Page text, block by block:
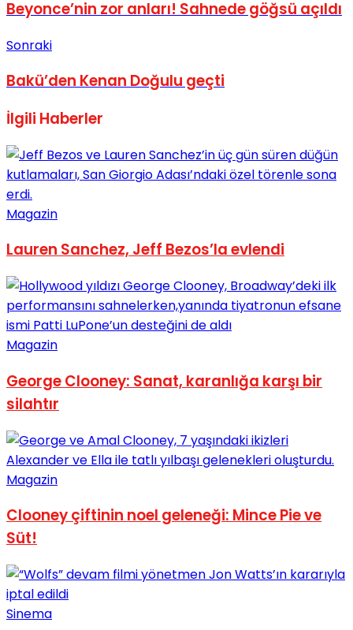
Beyonce’nin zor anları! Sahnede göğsü açıldı
Sonraki
Bakü’den Kenan Doğulu geçti
İlgili Haberler
Magazin
Lauren Sanchez, Jeff Bezos’la evlendi
Magazin
George Clooney: Sanat, karanlığa karşı bir
silahtır
Magazin
Clooney çiftinin noel geleneği: Mince Pie ve
Süt!
Sinema